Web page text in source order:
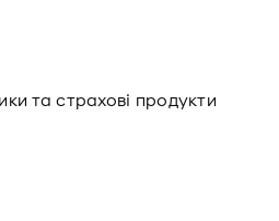
та страхові продукти